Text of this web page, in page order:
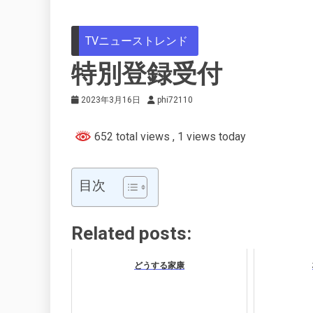
TVニューストレンド
特別登録受付
2023年3月16日 phi72110
652 total views , 1 views today
目次
Related posts:
どうする家康